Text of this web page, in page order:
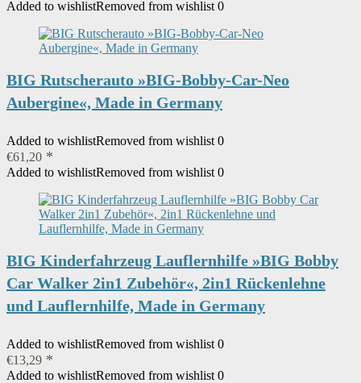
Added to wishlistRemoved from wishlist 0
BIG Rutscherauto »BIG-Bobby-Car-Neo
Aubergine«, Made in Germany
Added to wishlistRemoved from wishlist 0
€61,20
Added to wishlistRemoved from wishlist 0
BIG Kinderfahrzeug Lauflernhilfe »BIG Bobby
Car Walker 2in1 Zubehör«, 2in1 Rückenlehne
und Lauflernhilfe, Made in Germany
Added to wishlistRemoved from wishlist 0
€13,29
Added to wishlistRemoved from wishlist 0